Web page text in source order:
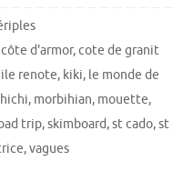
côte d'armor,cote de granit
ile renote, kiki, le monde de
, morbihian, mouette,
trip,skimboard,st cado,st
,vagues